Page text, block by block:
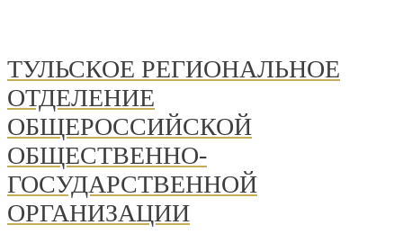
ТУЛЬСКОЕ РЕГИОНАЛЬНОЕ
ОТДЕЛЕНИЕ
ОБЩЕРОССИЙСКОЙ
ОБЩЕСТВЕННО-
ГОСУДАРСТВЕННОЙ
ОРГАНИЗАЦИИ